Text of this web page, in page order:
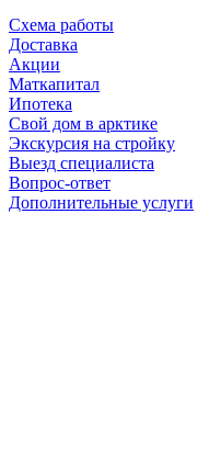
Схема работы
Доставка
Акции
Маткапитал
Ипотека
Свой дом в арктике
Экскурсия на стройку
Выезд специалиста
Вопрос-ответ
Дополнительные услуги